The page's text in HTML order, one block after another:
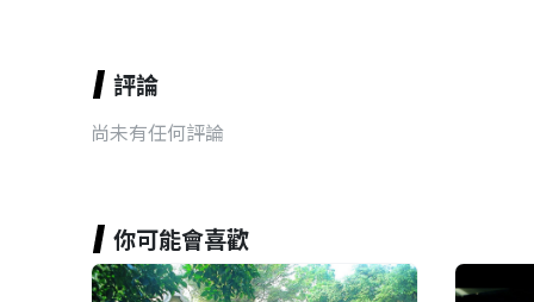
評論
尚未有任何評論
你可能會喜歡